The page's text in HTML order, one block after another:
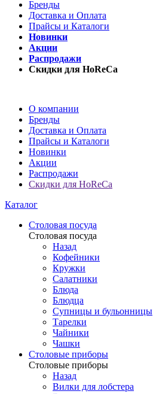
Бренды
Доставка и Оплата
Прайсы и Каталоги
Новинки
Акции
Распродажи
Скидки для HoReCa
О компании
Бренды
Доставка и Оплата
Прайсы и Каталоги
Новинки
Акции
Распродажи
Скидки для HoReCa
Каталог
Столовая посуда
Столовая посуда
Назад
Кофейники
Кружки
Салатники
Блюда
Блюдца
Супницы и бульонницы
Тарелки
Чайники
Чашки
Cтоловые приборы
Cтоловые приборы
Назад
Вилки для лобстера